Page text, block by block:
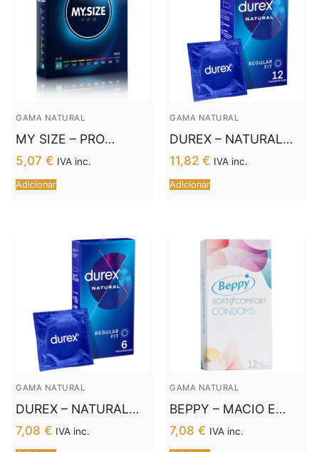
GAMA NATURAL
MY SIZE – PRO
PRESERVATIVOS 45
MM 3 UNIDADES
5,07 € IVA inc.
Adicionar
GAMA NATURAL
DUREX – NATURAL
PLUS 12 UNIDADES
11,82 € IVA inc.
Adicionar
GAMA NATURAL
DUREX – NATURAL
CLÁSSICO 6
UNIDADES
7,08 € IVA inc.
GAMA NATURAL
BEPPY – MACIO E
CONFORTO 12
PRESERVATIVOS
7,08 € IVA inc.